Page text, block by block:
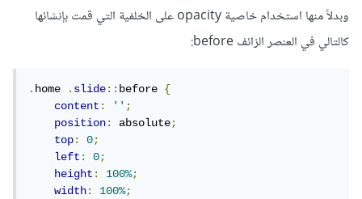
وبدلاً منها استخدام خاصية opacity على الخلفية التي قمت بإنشائها
كالتالي في العنصر الزائف before:
.home .slide::before {
content: '';
position: absolute;
top: 0;
left: 0;
height: 100%;
width: 100%;